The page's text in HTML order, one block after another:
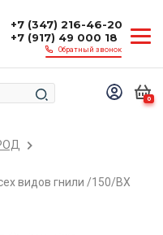
+7 (347) 216-46-20
+7 (917) 49 000 18
Обратный звонок
0
видов гнили /150/ВХ